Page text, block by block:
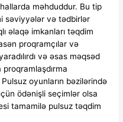
məhduddur. Bu tip
səviyyələr və tədbirlər
əlaqə imkanları təqdim
proqramçılar və
və əsas məqsəd
oyunların bəzilərində
ödənişli seçimlər olsa
tamamilə pulsuz təqdim